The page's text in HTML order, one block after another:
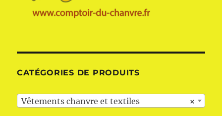
CATÉGORIES DE PRODUITS
×
Vêtements chanvre et textiles